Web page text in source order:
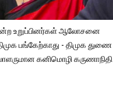
உறுப்பினர்கள் ஆலோசனை
பங்கேற்காது - திமுக துணை
கனிமொழி கருணாநிதி